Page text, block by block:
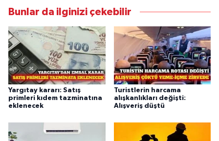
Bunlar da ilginizi çekebilir
Yargıtay kararı: Satış
primleri kıdem tazminatına
eklenecek
Turistlerin harcama
alışkanlıkları değişti:
Alışveriş düştü